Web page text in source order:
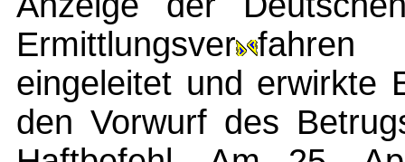
Ermittlungsver fahren
eingeleitet und erwirkte
den Vorwurf des